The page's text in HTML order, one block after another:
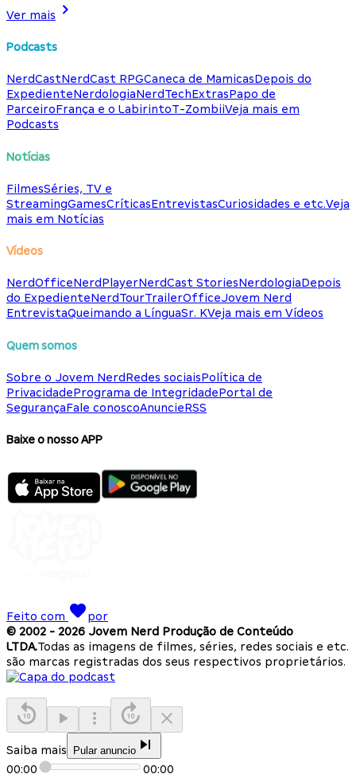
Ver mais
Podcasts
NerdCastNerdCast RPGCaneca de MamicasDepois do
ExpedienteNerdologiaNerdTechExtrasPapo de
ParceiroFrança e o LabirintoT-ZombiiVeja mais em
Podcasts
Notícias
FilmesSéries, TV e
StreamingGamesCríticasEntrevistasCuriosidades e etc.Veja
mais em Notícias
Vídeos
NerdOfficeNerdPlayerNerdCast StoriesNerdologiaDepois
do ExpedienteNerdTourTrailerOfficeJovem Nerd
EntrevistaQueimando a LínguaSr. KVeja mais em Vídeos
Quem somos
Sobre o Jovem NerdRedes sociaisPolítica de
PrivacidadePrograma de IntegridadePortal de
SegurançaFale conoscoAnuncieRSS
Baixe o nosso APP
Feito com
por
© 2002 - 2026 Jovem Nerd Produção de Conteúdo
LTDA.Todas as imagens de filmes, séries, redes sociais e etc.
são marcas registradas dos seus respectivos proprietários.
Saiba mais Pular anuncio
00:00 00:00